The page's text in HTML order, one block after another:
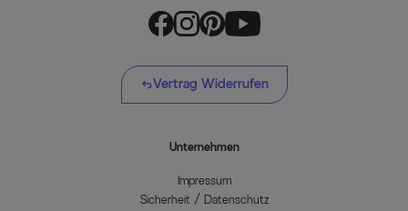
Vertrag Widerrufen
Unternehmen
Impressum
Sicherheit / Datenschutz